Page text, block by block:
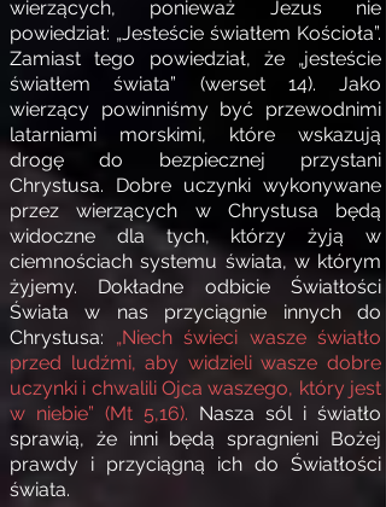
wierzących, ponieważ Jezus nie
powiedział: „Jesteście światłem Kościoła”.
Zamiast tego powiedział, że „jesteście
światłem świata” (werset 14). Jako
wierzący powinniśmy być przewodnimi
latarniami morskimi, które wskazują
drogę do bezpiecznej przystani
Chrystusa. Dobre uczynki wykonywane
przez wierzących w Chrystusa będą
widoczne dla tych, którzy żyją w
ciemnościach systemu świata, w którym
żyjemy. Dokładne odbicie Światłości
Świata w nas przyciągnie innych do
Chrystusa: „Niech świeci wasze światło
przed ludźmi, aby widzieli wasze dobre
uczynki i chwalili Ojca waszego, który jest
w niebie” (Mt 5,16). Nasza sól i światło
sprawią, że inni będą spragnieni Bożej
prawdy i przyciągną ich do Światłości
świata.